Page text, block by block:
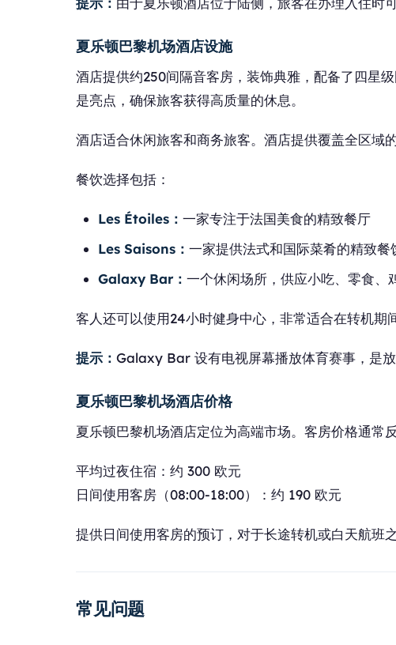
夏乐顿巴黎机场酒店设施
酒店提供约250间隔音客房，装饰典雅，配备了四星
是亮点，确保旅客获得高质量的休息。
酒店适合休闲旅客和商务旅客。酒店提供覆盖全区域
餐饮选择包括：
Les Étoiles： 一家专注于法国美食的精致餐厅
Les Saisons： 一家提供法式和国际菜肴的精致餐
Galaxy Bar： 一个休闲场所，供应小吃、零食、
客人还可以使用24小时健身中心，非常适合在转机期
提示： Galaxy Bar 设有电视屏幕播放体育赛事，是放
夏乐顿巴黎机场酒店价格
夏乐顿巴黎机场酒店定位为高端市场。客房价格通常
平均过夜住宿：约 300 欧元
日间使用客房（08:00-18:00）：约 190 欧元
提供日间使用客房的预订，对于长途转机或白天航班
常见问题